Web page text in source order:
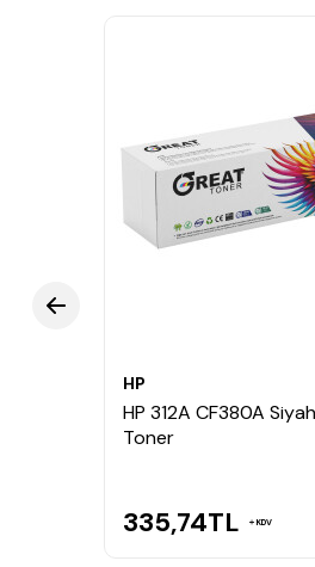
HP
HP 312A CF380A
Toner
335,74TL KDV